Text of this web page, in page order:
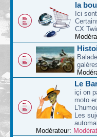
la
Ici
CX
Le
içi on
moto
Les
Modérateur: